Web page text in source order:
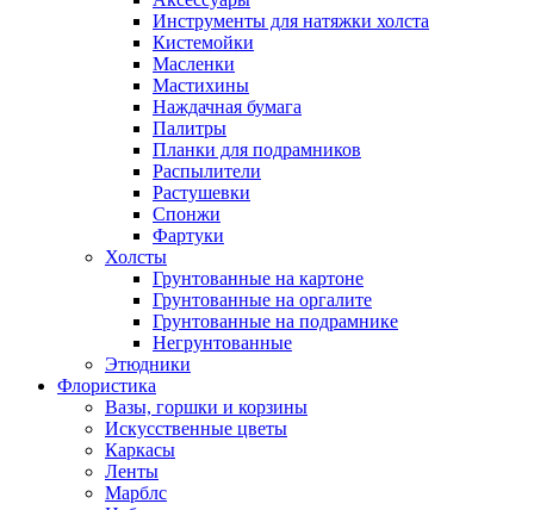
Инструменты для натяжки холста
Кистемойки
Масленки
Мастихины
Наждачная бумага
Палитры
Планки для подрамников
Распылители
Растушевки
Спонжи
Фартуки
Холсты
Грунтованные на картоне
Грунтованные на оргалите
Грунтованные на подрамнике
Негрунтованные
Этюдники
Флористика
Вазы, горшки и корзины
Искусственные цветы
Каркасы
Ленты
Марблс